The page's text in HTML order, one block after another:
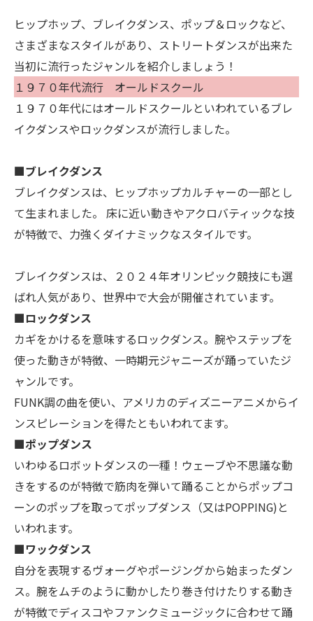
ヒップホップ、ブレイクダンス、ポップ＆ロックなど、
さまざまなスタイルがあり、ストリートダンスが出来た
当初に流行ったジャンルを紹介しましょう！
１９７０年代流行 オールドスクール
１９７０年代にはオールドスクールといわれているブレ
イクダンスやロックダンスが流行しました。
■ブレイクダンス
ブレイクダンスは、ヒップホップカルチャーの一部とし
て生まれました。 床に近い動きやアクロバティックな技
が特徴で、力強くダイナミックなスタイルです。
ブレイクダンスは、２０２４年オリンピック競技にも選
ばれ人気があり、世界中で大会が開催されています。
■ロックダンス
カギをかけるを意味するロックダンス。腕やステップを
使った動きが特徴、一時期元ジャニーズが踊っていたジ
ャンルです。
FUNK調の曲を使い、アメリカのディズニーアニメからイ
ンスピレーションを得たともいわれてます。
■ポップダンス
いわゆるロボットダンスの一種！ウェーブや不思議な動
きをするのが特徴で筋肉を弾いて踊ることからポップコ
ーンのポップを取ってポップダンス（又はPOPPING)と
いわれます。
■ワックダンス
自分を表現するヴォーグやポージングから始まったダン
ス。腕をムチのように動かしたり巻き付けたりする動き
が特徴でディスコやファンクミュージックに合わせて踊